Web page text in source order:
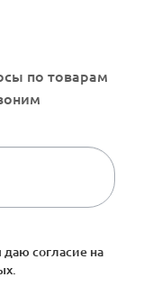
согласие на